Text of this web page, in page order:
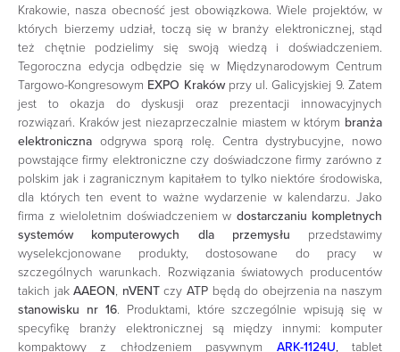
Krakowie, nasza obecność jest obowiązkowa. Wiele projektów, w
których bierzemy udział, toczą się w branży elektronicznej, stąd
też chętnie podzielimy się swoją wiedzą i doświadczeniem.
Tegoroczna edycja odbędzie się w Międzynarodowym Centrum
Targowo-Kongresowym EXPO Krakówprzy ul. Galicyjskiej 9. Zatem
jest to okazja do dyskusji oraz prezentacji innowacyjnych
rozwiązań. Kraków jest niezaprzeczalnie miastem w którym branża
elektroniczna odgrywa sporą rolę. Centra dystrybucyjne, nowo
powstające firmy elektroniczne czy doświadczone firmy zarówno z
polskim jak i zagranicznym kapitałem to tylko niektóre środowiska,
dla których ten event to ważne wydarzenie w kalendarzu. Jako
firma z wieloletnim doświadczeniem w dostarczaniu kompletnych
systemów komputerowych dla przemysłu przedstawimy
wyselekcjonowane produkty, dostosowane do pracy w
szczególnych warunkach. Rozwiązania światowych producentów
takich jakAAEON, nVENTczyATP będą do obejrzenia na naszym
stanowisku nr 16. Produktami, które szczególnie wpisują się w
specyfikę branży elektronicznej są między innymi: komputer
kompaktowy z chłodzeniem pasywnym ARK-1124U,tablet